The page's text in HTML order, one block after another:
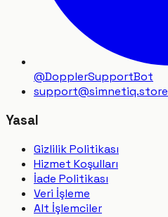
@DopplerSupportBot
support@simnetiq.store
Yasal
Gizlilik Politikası
Hizmet Koşulları
İade Politikası
Veri İşleme
Alt İşlemciler